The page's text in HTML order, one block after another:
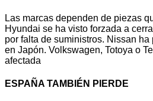
Las marcas dependen de piezas
Hyundai se ha visto forzada a
por falta de suministros. Nissan
en Japón. Volkswagen, Totoya o
afectada
ESPAÑA TAMBIÉN PIERDE